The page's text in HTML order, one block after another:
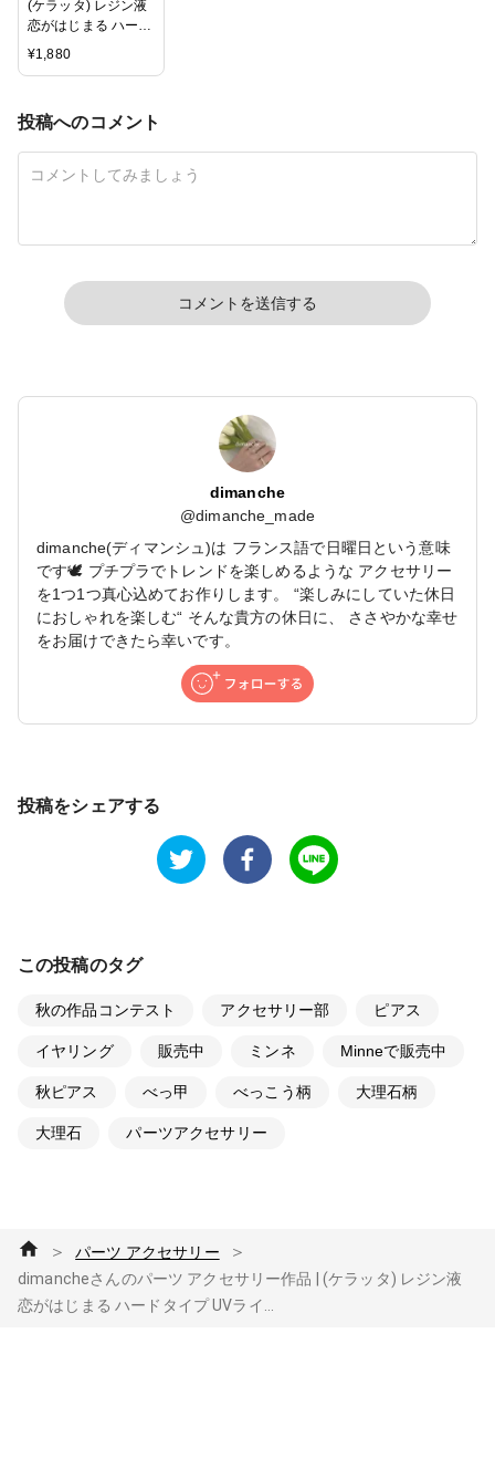
(ケラッタ) レジン液
恋がはじまる ハード
タイプ UVライト
LED どちらも対応
¥1,880
投稿へのコメント
コメントを送信する
dimanche
@dimanche_made
dimanche(ディマンシュ)は フランス語で日曜日という意味
です🕊 プチプラでトレンドを楽しめるような アクセサリー
を1つ1つ真心込めてお作りします。 “楽しみにしていた休日
におしゃれを楽しむ“ そんな貴方の休日に、 ささやかな幸せ
をお届けできたら幸いです。
投稿をシェアする
この投稿のタグ
秋の作品コンテスト アクセサリー部 ピアス
イヤリング 販売中 ミンネ Minneで販売中
秋ピアス べっ甲 べっこう柄 大理石柄
大理石 パーツアクセサリー
＞ パーツ アクセサリー ＞
dimancheさんのパーツ アクセサリー作品 | (ケラッタ) レジン液
恋がはじまる ハードタイプ UVライ...